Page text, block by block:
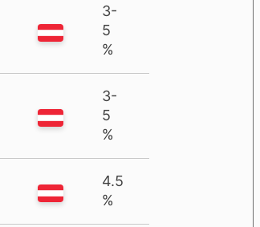
3-
5
%
3-
5
%
4.5
%